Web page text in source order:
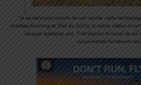
Je ne serai pas surpris de voir arriver cette
modèles Running et Trail de ASICS. A suivre. Même au
bloquer quelques uns, Trail Session là aussi, et oui
recommande fortement